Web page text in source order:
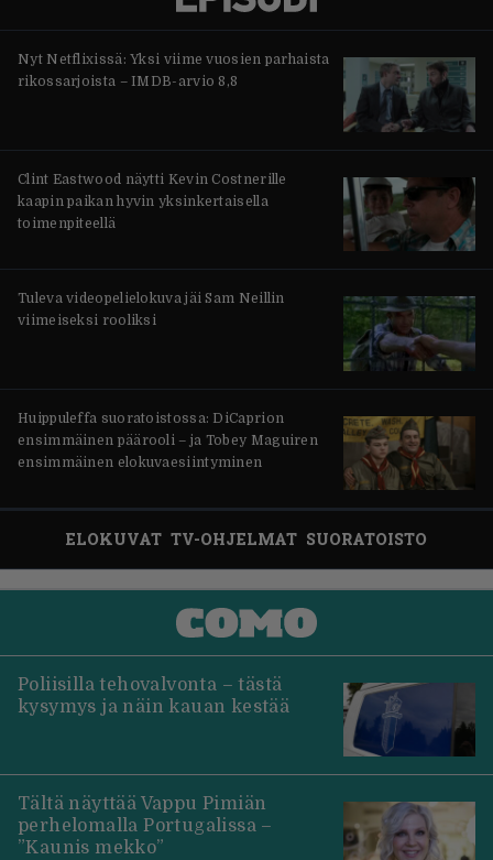
Nyt Netflixissä: Yksi viime vuosien parhaista
rikossarjoista – IMDB-arvio 8,8
Clint Eastwood näytti Kevin Costnerille
kaapin paikan hyvin yksinkertaisella
toimenpiteellä
Tuleva videopelielokuva jäi Sam Neillin
viimeiseksi rooliksi
Huippuleffa suoratoistossa: DiCaprion
ensimmäinen päärooli – ja Tobey Maguiren
ensimmäinen elokuvaesiintyminen
ELOKUVAT TV-OHJELMAT SUORATOISTO
Poliisilla tehovalvonta – tästä
kysymys ja näin kauan kestää
Tältä näyttää Vappu Pimiän
perhelomalla Portugalissa –
”Kaunis mekko”